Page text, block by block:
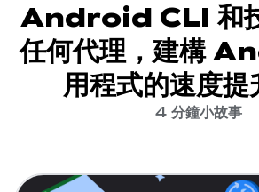
Android CLI 和
任何代理，建構
用程式的速度
4 分鐘小故事